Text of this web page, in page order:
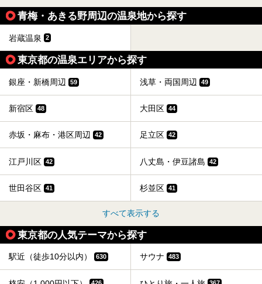
青梅・あきる野周辺の温泉地から探す
岩蔵温泉 2
東京都の温泉エリアから探す
銀座・新橋周辺 59 浅草・両国周辺 49
新宿区 48 大田区 44
赤坂・麻布・港区周辺 42 足立区 42
江戸川区 42 八丈島・伊豆諸島 42
世田谷区 41 杉並区 41
すべて表示する
東京都の人気テーマから探す
駅近（徒歩10分以内） 630 サウナ 483